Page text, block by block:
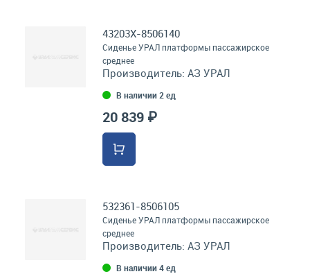
43203Х-8506140
Сиденье УРАЛ платформы пассажирское
среднее
Производитель: АЗ УРАЛ
В наличии 2 ед
20 839 ₽
532361-8506105
Сиденье УРАЛ платформы пассажирское
среднее
Производитель: АЗ УРАЛ
В наличии 4 ед